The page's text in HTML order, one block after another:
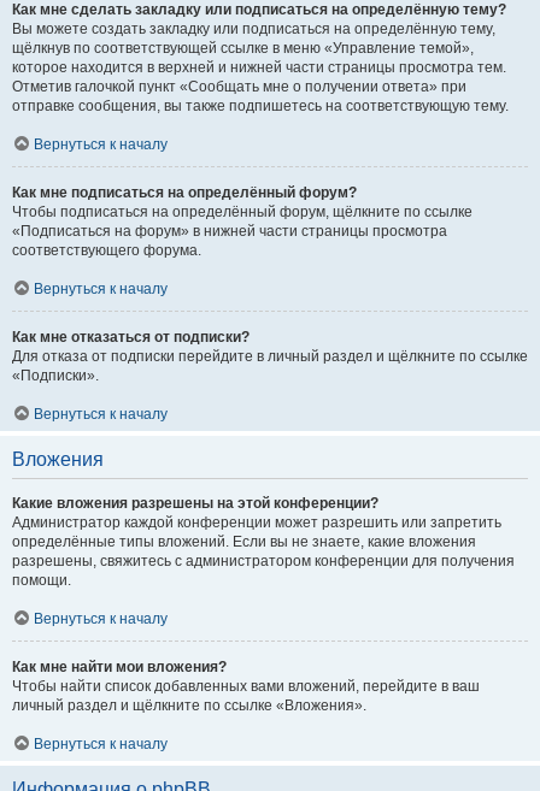
Как мне сделать закладку или подписаться на определённую тему?
Вы можете создать закладку или подписаться на определённую тему,
щёлкнув по соответствующей ссылке в меню «Управление темой»,
которое находится в верхней и нижней части страницы просмотра тем.
Отметив галочкой пункт «Сообщать мне о получении ответа» при
отправке сообщения, вы также подпишетесь на соответствующую тему.
Вернуться к началу
Как мне подписаться на определённый форум?
Чтобы подписаться на определённый форум, щёлкните по ссылке
«Подписаться на форум» в нижней части страницы просмотра
соответствующего форума.
Вернуться к началу
Как мне отказаться от подписки?
Для отказа от подписки перейдите в личный раздел и щёлкните по ссылке
«Подписки».
Вернуться к началу
Вложения
Какие вложения разрешены на этой конференции?
Администратор каждой конференции может разрешить или запретить
определённые типы вложений. Если вы не знаете, какие вложения
разрешены, свяжитесь с администратором конференции для получения
помощи.
Вернуться к началу
Как мне найти мои вложения?
Чтобы найти список добавленных вами вложений, перейдите в ваш
личный раздел и щёлкните по ссылке «Вложения».
Вернуться к началу